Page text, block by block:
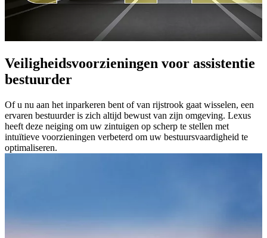
Veiligheidsvoorzieningen voor assistentie
bestuurder
Of u nu aan het inparkeren bent of van rijstrook gaat wisselen, een
ervaren bestuurder is zich altijd bewust van zijn omgeving. Lexus
heeft deze neiging om uw zintuigen op scherp te stellen met
intuïtieve voorzieningen verbeterd om uw bestuursvaardigheid te
optimaliseren.